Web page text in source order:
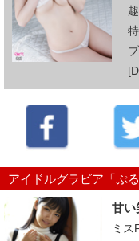
アイドルグラビア「ぷ
甘い
ミス